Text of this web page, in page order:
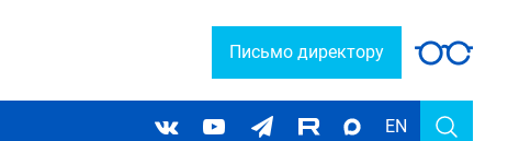
Письмо директору
EN